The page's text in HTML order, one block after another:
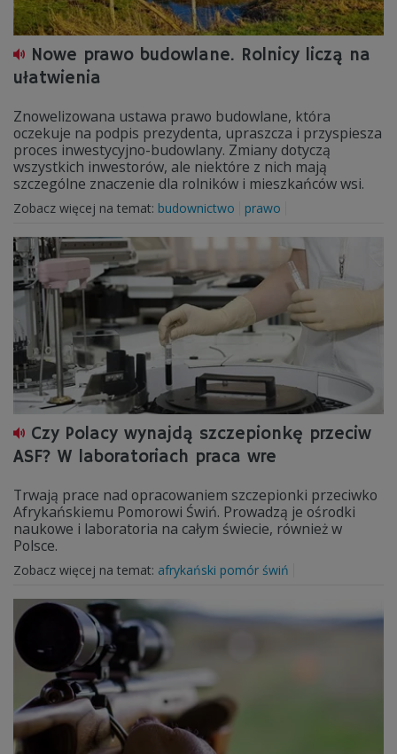
Nowe prawo budowlane. Rolnicy liczą na
ułatwienia
Znowelizowana ustawa prawo budowlane, która
oczekuje na podpis prezydenta, upraszcza i przyspiesza
proces inwestycyjno-budowlany. Zmiany dotyczą
wszystkich inwestorów, ale niektóre z nich mają
szczególne znaczenie dla rolników i mieszkańców wsi.
Zobacz więcej na temat: budownictwo prawo
Czy Polacy wynajdą szczepionkę przeciw
ASF? W laboratoriach praca wre
Trwają prace nad opracowaniem szczepionki przeciwko
Afrykańskiemu Pomorowi Świń. Prowadzą je ośrodki
naukowe i laboratoria na całym świecie, również w
Polsce.
Zobacz więcej na temat: afrykański pomór świń